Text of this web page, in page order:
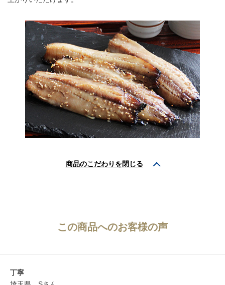
商品のこだわりを閉じる
この商品へのお客様の声
丁寧